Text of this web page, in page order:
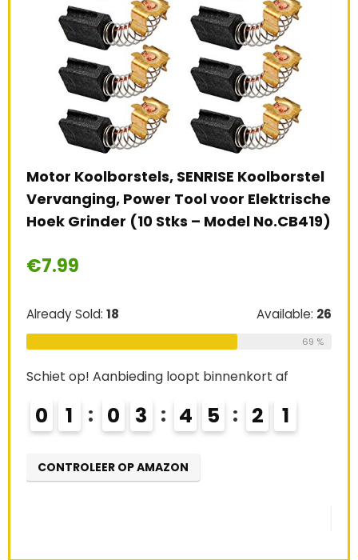
Motor Koolborstels, SENRISE Koolborstel
Vervanging, Power Tool voor Elektrische
Hoek Grinder (10 Stks – Model No.CB419)
€7.99
Already Sold: 18 Available: 26
69 %
Schiet op! Aanbieding loopt binnenkort af
0 1 0 3 4 5 1
2 9
0
CONTROLEER OP AMAZON